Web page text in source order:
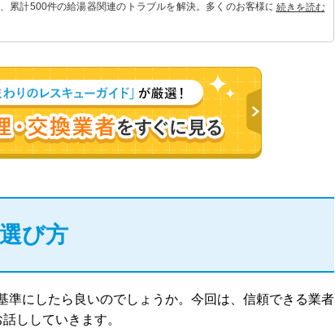
累計500件の給湯器関連のトラブルを解決。多くのお客様に信頼される
続きを読む
び方
にしたら良いのでしょうか。今回は、信頼できる業者
ししていきます。